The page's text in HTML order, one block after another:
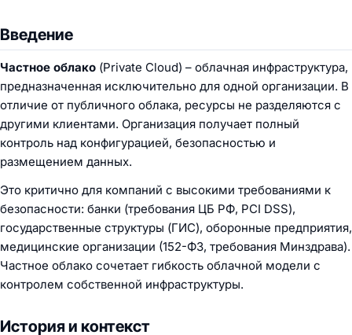
Введение
Частное облако (Private Cloud) – облачная инфраструктура,
предназначенная исключительно для одной организации. В
отличие от публичного облака, ресурсы не разделяются с
другими клиентами. Организация получает полный
контроль над конфигурацией, безопасностью и
размещением данных.
Это критично для компаний с высокими требованиями к
безопасности: банки (требования ЦБ РФ, PCI DSS),
государственные структуры (ГИС), оборонные предприятия,
медицинские организации (152-ФЗ, требования Минздрава).
Частное облако сочетает гибкость облачной модели с
контролем собственной инфраструктуры.
История и контекст